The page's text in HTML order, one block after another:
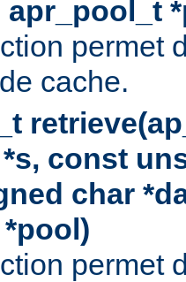
apr_pool_t
permet
cache.
const
char
permet